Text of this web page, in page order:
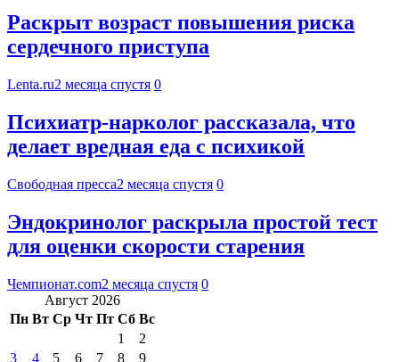
Раскрыт возраст повышения риска
сердечного приступа
Lenta.ru2 месяца спустя 0
Психиатр-нарколог рассказала, что
делает вредная еда с психикой
Свободная пресса2 месяца спустя 0
Эндокринолог раскрыла простой тест
для оценки скорости старения
Чемпионат.com2 месяца спустя 0
Август 2026
Пн Вт Ср Чт Пт Сб Вс
1
2
3
4 5 6 7 8
9